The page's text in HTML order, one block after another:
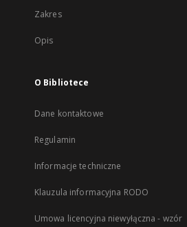
Zakres
Opis
O Bibliotece
Dane kontaktowe
Regulamin
Informacje techniczne
Klauzula informacyjna RODO
Umowa licencyjna niewyłączna - wzór